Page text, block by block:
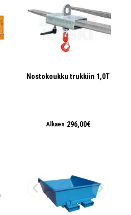
Nostokoukku trukkiin 1,0T
Alkaen 296,00€